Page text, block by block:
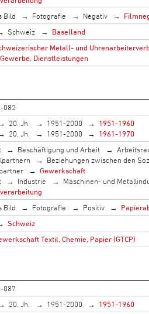
Bild Fotografie Negativ
Schweiz
Baselland
Metall- und
Dienstleistungen
082
20. Jh. 1951-2000
1951-1960
20. Jh. 1951-2000
1961-1970
Beschäftigung und Arbeit
Beziehungen zwischen den
Gewerkschaft
Industrie Maschinen- und
Bild Fotografie Positiv
Schweiz
Textil, Chemie, Papier (GTCP)
087
20. Jh. 1951-2000 1951-1960